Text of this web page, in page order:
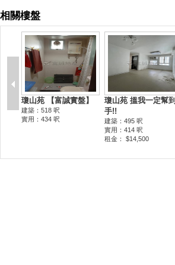
相關樓盤
瓊山苑 【富誠實盤】
建築：518 呎
實用：434 呎
瓊山苑 搵我一定幫到
手!!
建築：495 呎
實用：414 呎
租金： $14,500